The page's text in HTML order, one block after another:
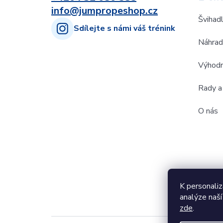
K
analýze
zde.
info@jumpropeshop.cz
Sdílejte s námi váš trénink
Rady
O nás